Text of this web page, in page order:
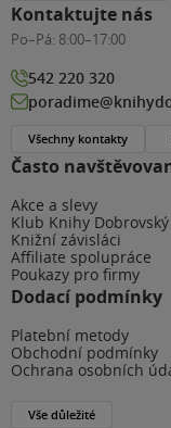
Často
Akce a slevy
Klub Knihy Dobrovský
Knižní závisláci
Affiliate spolupráce
Poukazy pro firmy
Dodací podmínky
Platební metody
Obchodní podmínky
Ochrana osobních
Vše důležité
Kontaktujte nás
Po–Pá: 8:00–17:00
542 220 320
Všechny kontakty